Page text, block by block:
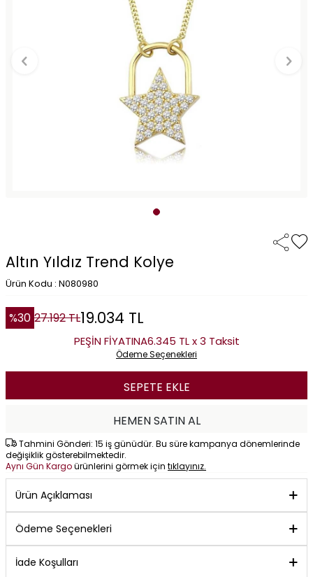
Altın Yıldız Trend Kolye
Ürün Kodu : N080980
%30 27.192TL19.034 TL
PEŞİN FİYATINA6.345 TL x 3 Taksit
Ödeme Seçenekleri
SEPETE EKLE
HEMEN SATIN AL
Tahmini Gönderi: 15 iş günüdür. Bu süre kampanya dönemlerinde
değişiklik gösterebilmektedir.
Aynı Gün Kargoürünlerini görmek için tıklayınız.
Ürün Açıklaması
Ödeme Seçenekleri
İade Koşulları